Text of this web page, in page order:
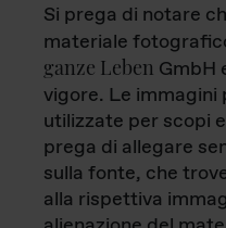
Si prega di notare
materiale
ganze Leben GmbH
vigore. Le immagini
utilizzate per scopi
prega di allegare
sulla fonte, che
alla rispettiva